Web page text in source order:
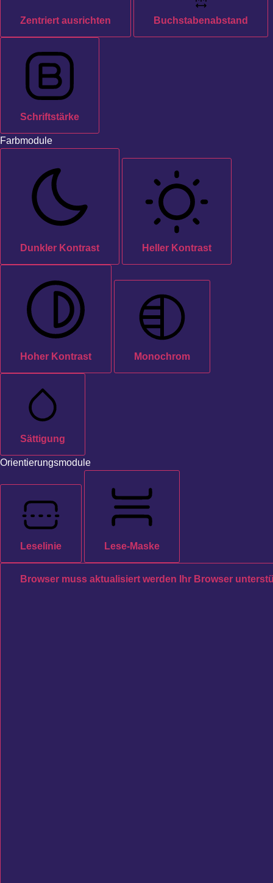
Zentriert ausrichten Buchstabenabstand
Schriftstärke
Farbmodule
Dunkler Kontrast Heller Kontrast
Hoher Kontrast Monochrom
Sättigung
Orientierungsmodule
Leselinie Lese-Maske
Browser muss aktualisiert werden Ihr Browser